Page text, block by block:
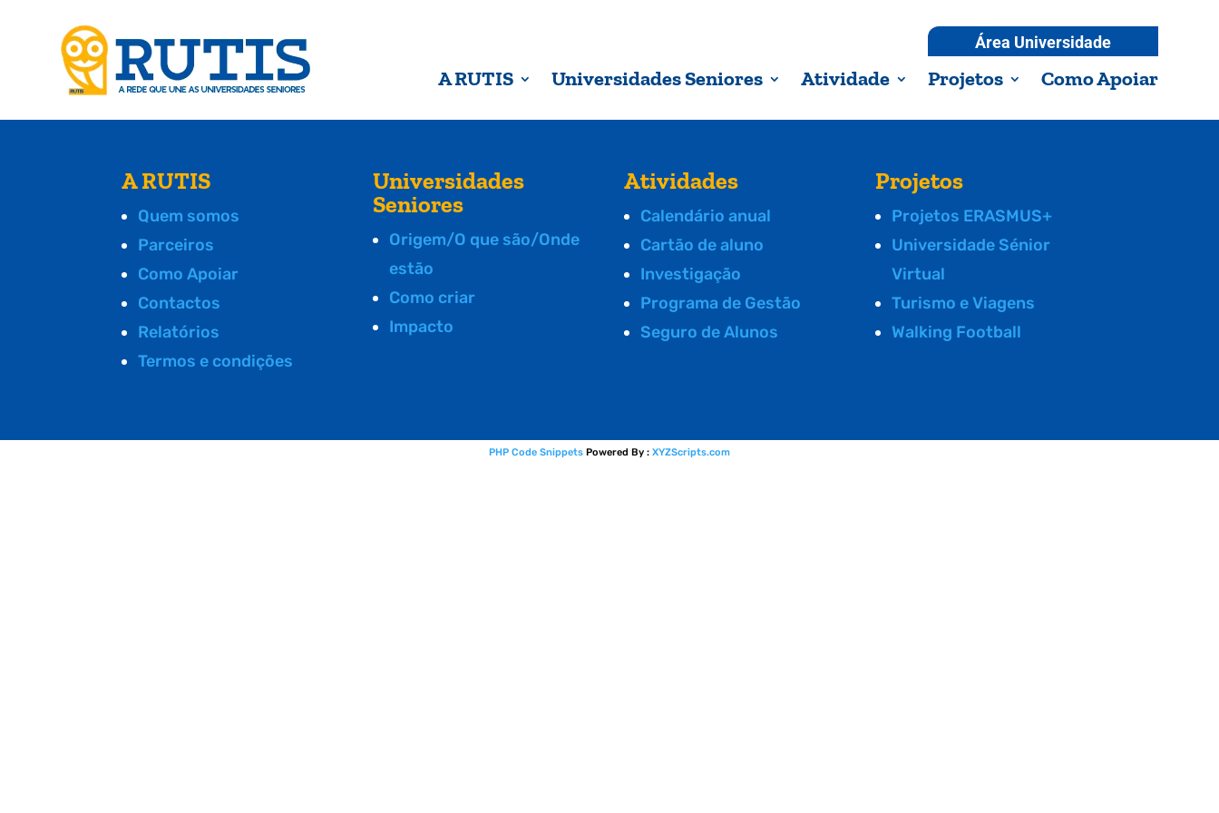
Área Universidade
A RUTIS Universidades Seniores Atividade Projetos Como Apoiar
A RUTIS
Quem somos
Parceiros
Como Apoiar
Contactos
Relatórios
Termos e condições
Universidades
Seniores
Origem/O que são/Onde
estão
Como criar
Impacto
Atividades
Calendário anual
Cartão de aluno
Investigação
Programa de Gestão
Seguro de Alunos
Projetos
Projetos ERASMUS+
Universidade Sénior
Virtual
Turismo e Viagens
Walking Football
PHP Code Snippets Powered By : XYZScripts.com